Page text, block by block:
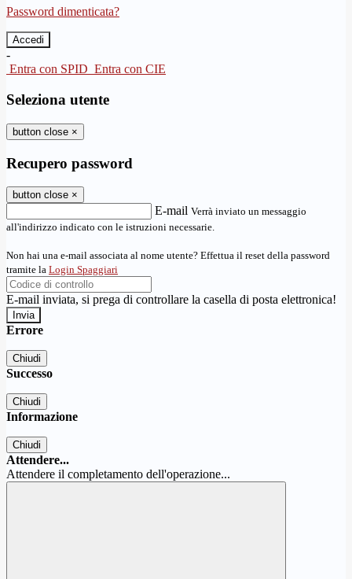
Password dimenticata?
-
Entra con SPID Entra con CIE
Seleziona utente
button close ×
Recupero password
button close ×
E-mail Verrà inviato un messaggio
all'indirizzo indicato con le istruzioni necessarie.
Non hai una e-mail associata al nome utente? Effettua il reset della password
tramite la Login Spaggiari
E-mail inviata, si prega di controllare la casella di posta elettronica!
Errore
Chiudi
Successo
Chiudi
Informazione
Chiudi
Attendere...
Attendere il completamento dell'operazione...